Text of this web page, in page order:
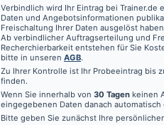
Verbindlich wird Ihr Eintrag bei Trainer.de
Daten und Angebotsinformationen
Freischaltung Ihrer Daten ausgelöst
Ab verbindlicher Auftragserteilung und
Recherchierbarkeit entstehen für Sie
bitte in unseren AGB.
Zu Ihrer Kontrolle ist Ihr Probeeintrag bis
finden.
Wenn Sie innerhalb von 30 Tagen keinen
eingegebenen Daten danach automatisch
Bitte geben Sie zunächst Ihre